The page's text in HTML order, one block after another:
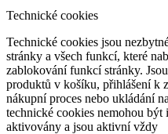
Technické cookies
Technické cookies jsou
stránky a všech funkcí, které
zablokování funkcí stránky.
produktů v košíku, přihlášení k
nákupní proces nebo ukládání
technické cookies nemohou
aktivovány a jsou aktivní vždy